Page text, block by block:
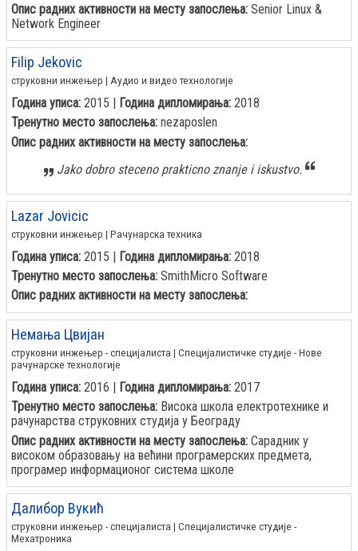
Опис радних активности на месту запослења: Senior Linux &
Network Engineer
Filip Jekovic
струковни инжењер | Аудио и видео технологије
Година уписа: 2015 | Година дипломирања: 2018
Тренутно место запослења: nezaposlen
Опис радних активности на месту запослења:
Jako dobro steceno prakticno znanje i iskustvo.
Lazar Jovicic
струковни инжењер | Рачунарска техника
Година уписа: 2015 | Година дипломирања: 2018
Тренутно место запослења: SmithMicro Software
Опис радних активности на месту запослења:
Немања Цвијан
струковни инжењер - специјалиста | Специјалистичке студије - Нове
рачунарске технологије
Година уписа: 2016 | Година дипломирања: 2017
Тренутно место запослења: Висока школа електротехнике и
рачунарства струковних студија у Београду
Опис радних активности на месту запослења: Сарадник у
високом образовању на већини програмерских предмета,
програмер информационог система школе
Далибор Вукић
струковни инжењер - специјалиста | Специјалистичке студије -
Мехатроника